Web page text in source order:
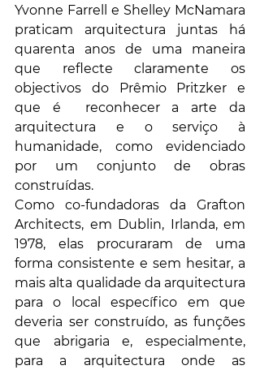
Yvonne Farrell e Shelley McNamara
praticam arquitectura juntas há
quarenta anos de uma maneira
que reflecte claramente os
objectivos do Prêmio Pritzker e
que é  reconhecer a arte da
arquitectura e o serviço à
humanidade, como evidenciado
por um conjunto de obras
construídas.
Como co-fundadoras da Grafton
Architects, em Dublin, Irlanda, em
1978, elas procuraram de uma
forma consistente e sem hesitar, a
mais alta qualidade da arquitectura
para o local específico em que
deveria ser construído, as funções
que abrigaria e, especialmente,
para a arquitectura onde as